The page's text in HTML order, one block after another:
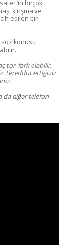
birçok
kırışma ve
edilen bir
söz konusu
ton fark olabilir.
tereddüt ettiğiniz
da diğer telefon